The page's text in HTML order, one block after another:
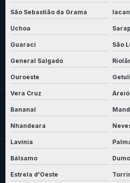
São Sebastião da Grama
Uchoa
Guaraci São
General Salgado
Ouroeste
Vera Cruz
Bananal
Nhandeara
Lavínia
Bálsamo
Estrela d'Oeste